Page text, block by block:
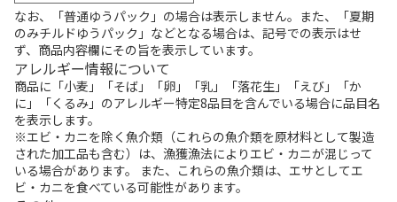
なお、「普通ゆうパック」の場合は表示しません。また、「夏期
のみチルドゆうパック」などとなる場合は、記号での表示はせ
ず、商品内容欄にその旨を表示しています。
アレルギー情報について
商品に「小麦」「そば」「卵」「乳」「落花生」「えび」「か
に」「くるみ」のアレルギー特定8品目を含んでいる場合に品目名
を表示します。
※エビ・カニを除く魚介類（これらの魚介類を原材料として製造
された加工品も含む）は、漁獲漁法によりエビ・カニが混じって
いる場合があります。 また、これらの魚介類は、エサとしてエ
ビ・カニを食べている可能性があります。